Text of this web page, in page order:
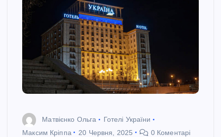
Матвієнко Ольга
Готелі України
Максим Кріппа
20 Червня, 2025 0 Коментарі